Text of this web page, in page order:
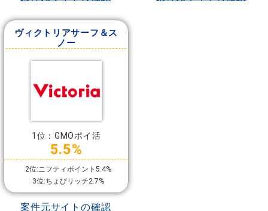
ヴィクトリアサーフ＆ス
ノー
1位：GMOポイ活
5.5%
2位:ニフティポイント5.4%
3位:ちょびリッチ2.7%
案件元サイトの確認